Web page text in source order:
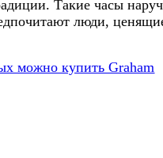
Такие часы
люди,
можно купить Graham